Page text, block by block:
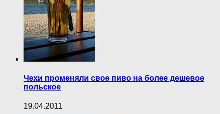
Чехи променяли свое пиво на более дешевое
польское
19.04.2011